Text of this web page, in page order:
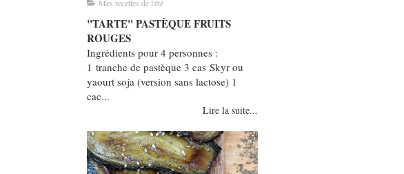
Mes recettes de l'été
"TARTE" PASTÈQUE FRUITS
ROUGES
Ingrédients pour 4 personnes :
1 tranche de pastèque 3 cas Skyr ou
yaourt soja (version sans lactose) 1
cac...
Lire la suite...